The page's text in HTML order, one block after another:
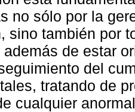
no sólo por la
sino también por
además de estar
del
tratando de
cualquier